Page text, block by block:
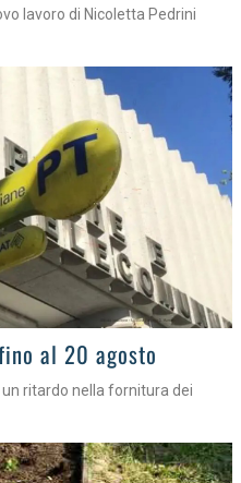
lavoro di Nicoletta Pedrini
al 20 agosto
ritardo nella fornitura dei